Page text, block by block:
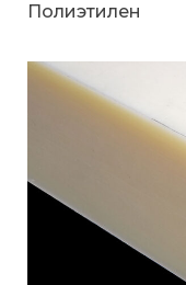
Полиэтилен